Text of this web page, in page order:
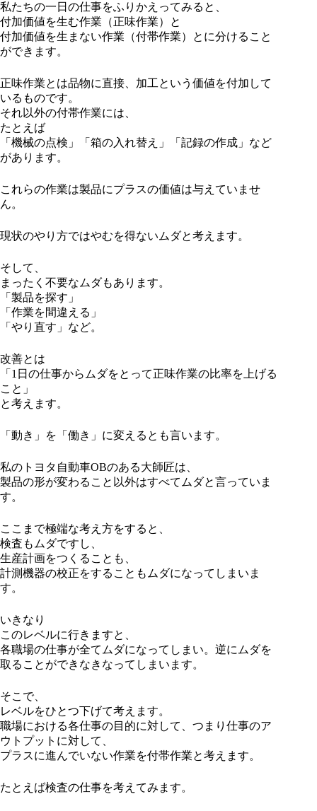
私たちの一日の仕事をふりかえってみると、
付加価値を生む作業（正味作業）と
付加価値を生まない作業（付帯作業）とに分けること
ができます。
正味作業とは品物に直接、加工という価値を付加して
いるものです。
それ以外の付帯作業には、
たとえば
「機械の点検」「箱の入れ替え」「記録の作成」など
があります。
これらの作業は製品にプラスの価値は与えていませ
ん。
現状のやり方ではやむを得ないムダと考えます。
そして、
まったく不要なムダもあります。
「製品を探す」
「作業を間違える」
「やり直す」など。
改善とは
「1日の仕事からムダをとって正味作業の比率を上げる
こと」
と考えます。
「動き」を「働き」に変えるとも言います。
私のトヨタ自動車OBのある大師匠は、
製品の形が変わること以外はすべてムダと言っていま
す。
ここまで極端な考え方をすると、
検査もムダですし、
生産計画をつくることも、
計測機器の校正をすることもムダになってしまいま
す。
いきなり
このレベルに行きますと、
各職場の仕事が全てムダになってしまい。逆にムダを
取ることができなきなってしまいます。
そこで、
レベルをひとつ下げて考えます。
職場における各仕事の目的に対して、つまり仕事のア
ウトプットに対して、
プラスに進んでいない作業を付帯作業と考えます。
たとえば検査の仕事を考えてみます。